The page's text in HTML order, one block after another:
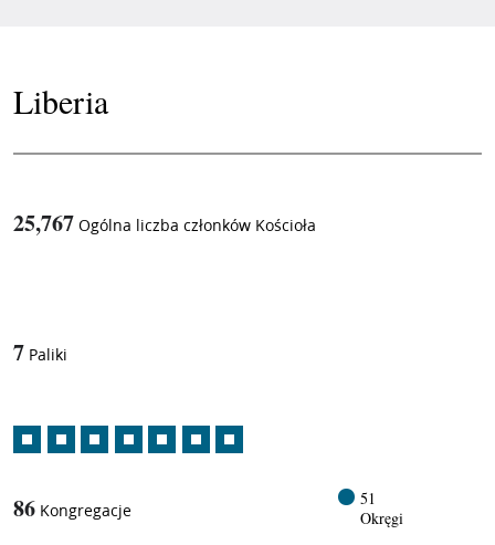
Liberia
25,767 Ogólna liczba członków Kościoła
7 Paliki
86 Kongregacje
51
Okręgi